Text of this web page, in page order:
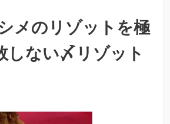
メのリゾットを極
しない〆リゾット